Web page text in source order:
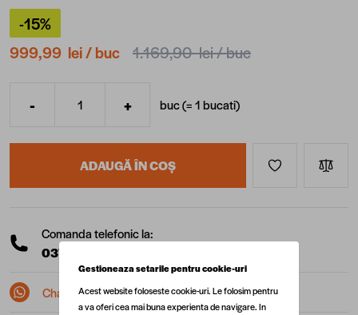
-15%
999,99 lei/ buc 1.169,90 lei/ buc
Cantitate
- + buc (=1bucati)
ADAUGĂ ÎN COȘ
Comanda telefonic la:
0377 10 22 22
Chat pe Whatsapp
Gestioneaza setarile pentru cookie-uri
Acest website foloseste cookie-uri. Le folosim pentru
a va oferi cea mai buna experienta de navigare. In